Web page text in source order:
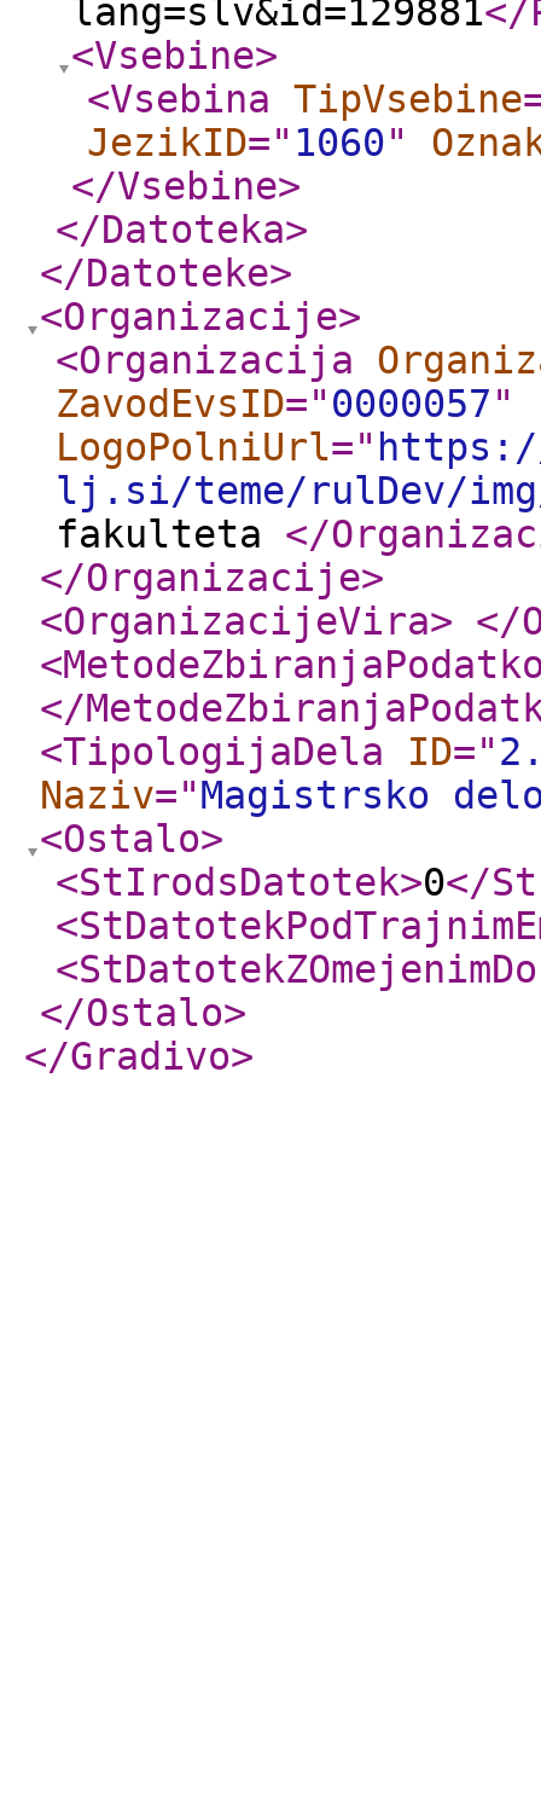
lang=slv&id=129881</
<Vsebine>
<Vsebina TipVsebine
JezikID=" 1060"
</Vsebine>
</Datoteka>
</Datoteke>
<Organizacije>
<Organizacija
ZavodEvsID="0000057"
LogoPolniUrl="
lj.si/teme/rulDev/
fakulteta </
</Organizacije>
<OrganizacijeVira> </
</
<TipologijaDela
ID="
Naziv="Magistrsko
<Ostalo>
<StIrodsDatotek>0</
</Ostalo>
</Gradivo>